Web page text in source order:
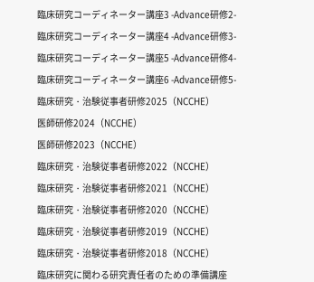
臨床研究コーディネーター講座3 -Advance研修2-
臨床研究コーディネーター講座4 -Advance研修3-
臨床研究コーディネーター講座5 -Advance研修4-
臨床研究コーディネーター講座6 -Advance研修5-
臨床研究・治験従事者研修2025（NCCHE）
医師研修2024（NCCHE）
医師研修2023（NCCHE）
臨床研究・治験従事者研修2022（NCCHE）
臨床研究・治験従事者研修2021（NCCHE）
臨床研究・治験従事者研修2020（NCCHE）
臨床研究・治験従事者研修2019（NCCHE）
臨床研究・治験従事者研修2018（NCCHE）
臨床研究に関わる研究責任者のための準備講座